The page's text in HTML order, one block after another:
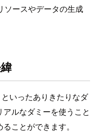
ソースやデータの生成
いったありきたりなダ
ルなダミーを使うこと
ことができます。